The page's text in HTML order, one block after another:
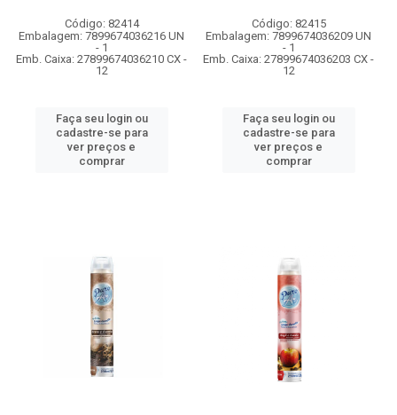
Código: 82414
Embalagem: 7899674036216 UN
- 1
Emb. Caixa: 27899674036210 CX -
12
Faça seu login ou
cadastre-se para
ver preços e
comprar
Código: 82415
Embalagem: 7899674036209 UN
- 1
Emb. Caixa: 27899674036203 CX -
12
Faça seu login ou
cadastre-se para
ver preços e
comprar